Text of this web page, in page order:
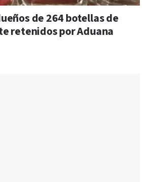
de 264 botellas de
retenidos por Aduana